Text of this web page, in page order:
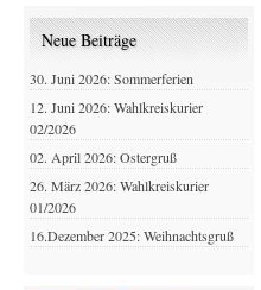
Neue Beiträge
30. Juni 2026: Sommerferien
12. Juni 2026: Wahlkreiskurier
02/2026
02. April 2026: Ostergruß
26. März 2026: Wahlkreiskurier
01/2026
16.Dezember 2025: Weihnachtsgruß